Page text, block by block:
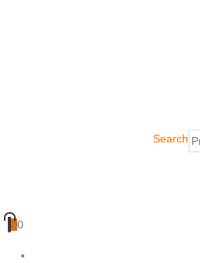
Search
00